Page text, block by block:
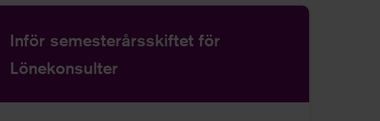
Inför semesterårsskiftet för
Lönekonsulter